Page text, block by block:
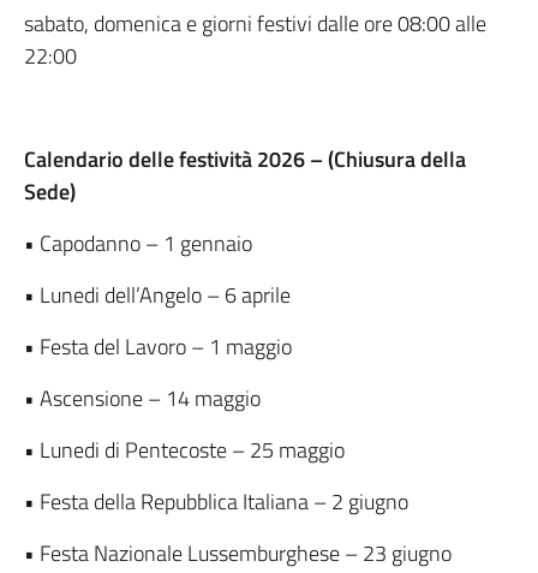
sabato, domenica e giorni festivi dalle ore 08:00 alle
22:00
Calendario delle festività 2026 – (Chiusura della
Sede)
• Capodanno – 1 gennaio
• Lunedi dell’Angelo – 6 aprile
• Festa del Lavoro – 1 maggio
• Ascensione – 14 maggio
• Lunedi di Pentecoste – 25 maggio
• Festa della Repubblica Italiana – 2 giugno
• Festa Nazionale Lussemburghese – 23 giugno